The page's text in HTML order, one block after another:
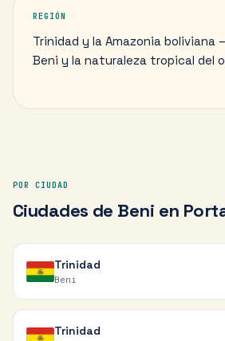
REGIÓN
Trinidad y la Amazonia boliviana
Beni y la naturaleza tropical del
POR CIUDAD
Ciudades de Beni en
Trinidad
Beni
Trinidad